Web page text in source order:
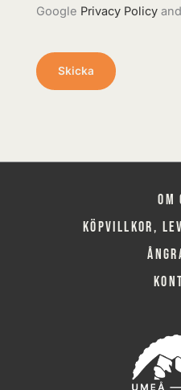
Google Privacy Policy
Om
Köpvillkor,